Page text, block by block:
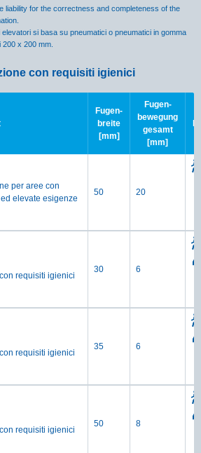
liability for the correctness and completeness of the
si basa su pneumatici o pneumatici in gomma
x 200 mm.
con requisiti igienici
Fugen-
breite
[mm]
Fugen-
bewegung
gesamt
[mm]
per aree con
elevate esigenze
50 20
requisiti igienici
30 6
requisiti igienici
35 6
requisiti igienici
50 8